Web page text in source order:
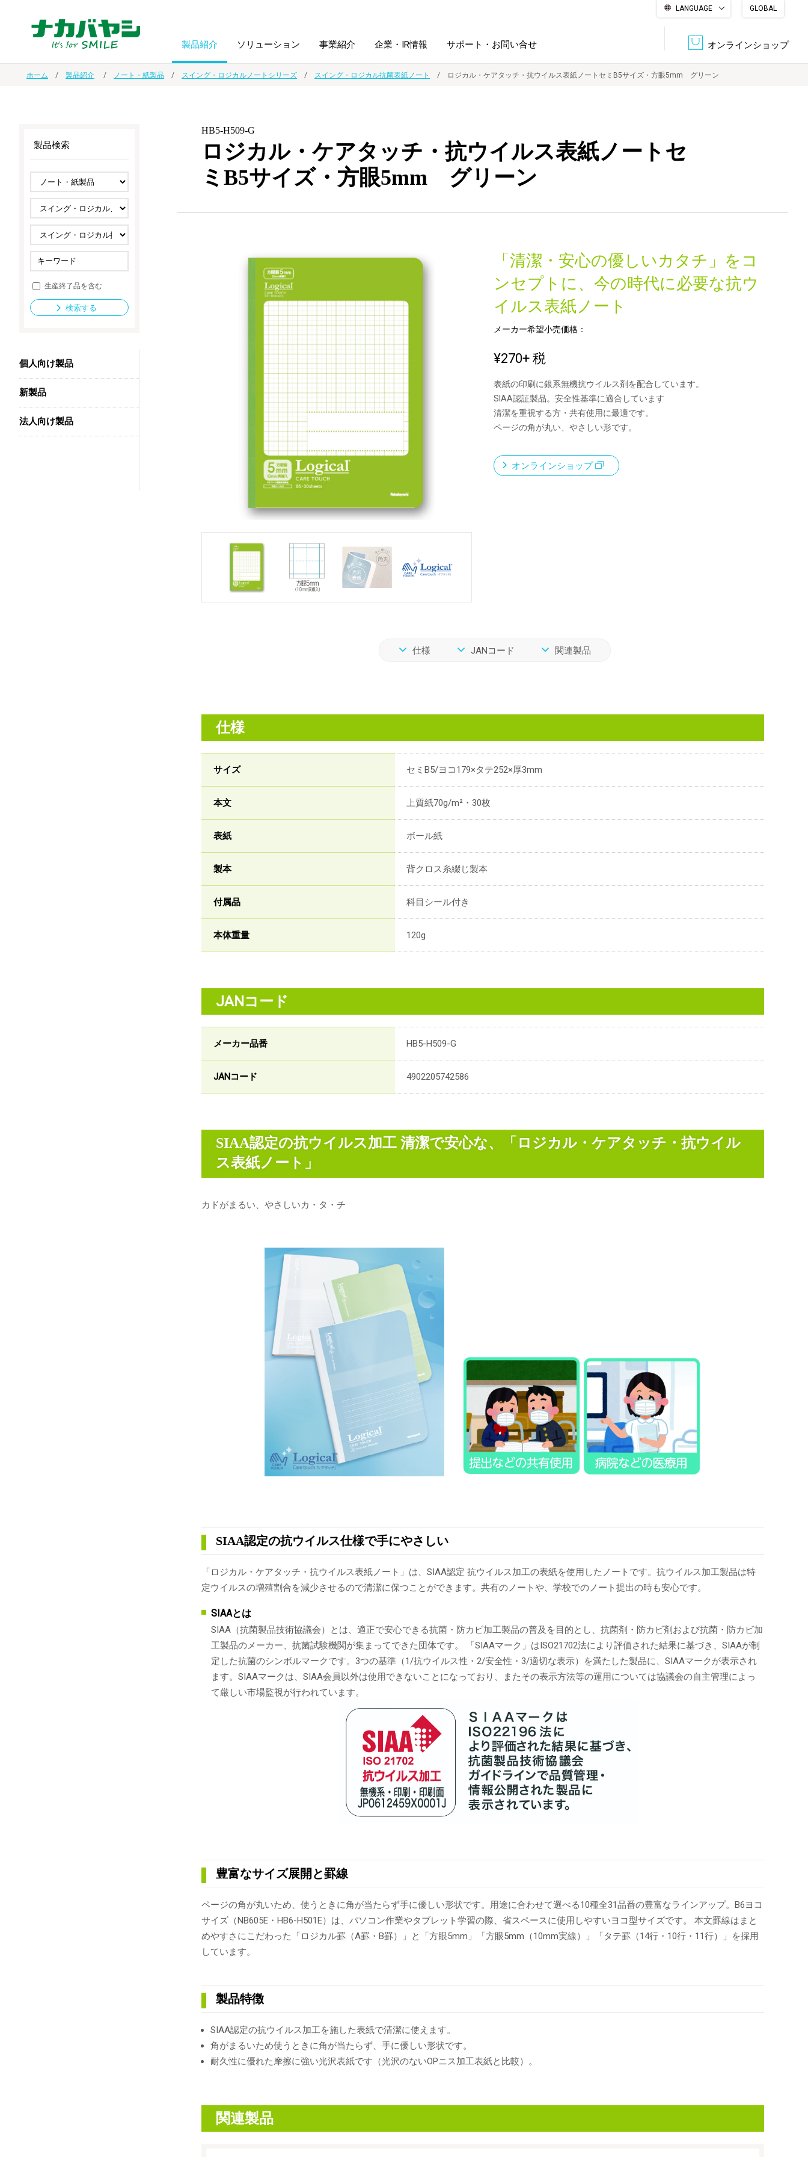
LANGUAGE
GLOBAL
オンラインショップ
製品紹介
ノート・紙製品
ファイル・
ホルダー用品
筆記具
スマートフォン・
タブレット関連
防災・
セキュリティ用品
法人向け製品 新製品一覧
ソリューション
オーダー手帳・ノベルティ制作 学校ソリューション DPS（データ・プリント・サービス）
ドキュメントスキャニングサービス
導入事例
事業紹介 企業・IR情報
IR情報 沿革 認証一覧
サステナビリティ
サポート・お問い合せ
ホーム 製品紹介 ノート・紙製品 スイング・ロジカルノートシリーズ スイング・ロジカル抗菌表紙ノート ロジカル・ケアタッチ・抗ウイルス表紙ノートセミB5サイズ・方眼5mm グリーン
HB5-H509-G
ロジカル・ケアタッチ・抗ウイルス表紙ノートセ
ミB5サイズ・方眼5mm グリーン
「清潔・安心の優しいカタチ」をコ
ンセプトに、今の時代に必要な抗ウ
イルス表紙ノート
メーカー希望小売価格：
¥270+ 税
表紙の印刷に銀系無機抗ウイルス剤を配合しています。
SIAA認証製品。安全性基準に適合しています
清潔を重視する方・共有使用に最適です。
ページの角が丸い、やさしい形です。
オンラインショップ
仕様 JANコード 関連製品
仕様
サイズ セミB5/ヨコ179×タテ252×厚3mm
本文 上質紙70g/m²・30枚
表紙 ボール紙
製本 背クロス糸綴じ製本
付属品 科目シール付き
本体重量 120g
JANコード
メーカー品番 HB5-H509-G
JANコード 4902205742586
SIAA認定の抗ウイルス加工 清潔で安心な、「ロジカル・ケアタッチ・抗ウイル
ス表紙ノート」
カドがまるい、やさしいカ・タ・チ
SIAA認定の抗ウイルス仕様で手にやさしい
「ロジカル・ケアタッチ・抗ウイルス表紙ノート」は、SIAA認定 抗ウイルス加工の表紙を使用したノートです。抗ウイルス加工製品は特
定ウイルスの増殖割合を減少させるので清潔に保つことができます。共有のノートや、学校でのノート提出の時も安心です。
SIAAとは
SIAA（抗菌製品技術協議会）とは、適正で安心できる抗菌・防カビ加工製品の普及を目的とし、抗菌剤・防カビ剤および抗菌・防カビ加
工製品のメーカー、抗菌試験機関が集まってできた団体です。 「SIAAマーク」はISO21702法により評価された結果に基づき、SIAAが制
定した抗菌のシンボルマークです。3つの基準（1/抗ウイルス性・2/安全性・3/適切な表示）を満たした製品に、SIAAマークが表示され
ます。SIAAマークは、SIAA会員以外は使用できないことになっており、またその表示方法等の運用については協議会の自主管理によっ
て厳しい市場監視が行われています。
豊富なサイズ展開と罫線
ページの角が丸いため、使うときに角が当たらず手に優しい形状です。用途に合わせて選べる10種全31品番の豊富なラインアップ。B6ヨコ
サイズ（NB605E・HB6-H501E）は、パソコン作業やタブレット学習の際、省スペースに使用しやすいヨコ型サイズです。 本文罫線はまと
めやすさにこだわった「ロジカル罫（A罫・B罫）」と「方眼5mm」「方眼5mm（10mm実線）」「タテ罫（14行・10行・11行）」を採用
しています。
製品特徴
SIAA認定の抗ウイルス加工を施した表紙で清潔に使えます。
角がまるいため使うときに角が当たらず、手に優しい形状です。
耐久性に優れた摩擦に強い光沢表紙です（光沢のないOPニス加工表紙と比較）。
関連製品
製品検索
生産終了品を含む
検索する
個人向け製品
新製品
法人向け製品